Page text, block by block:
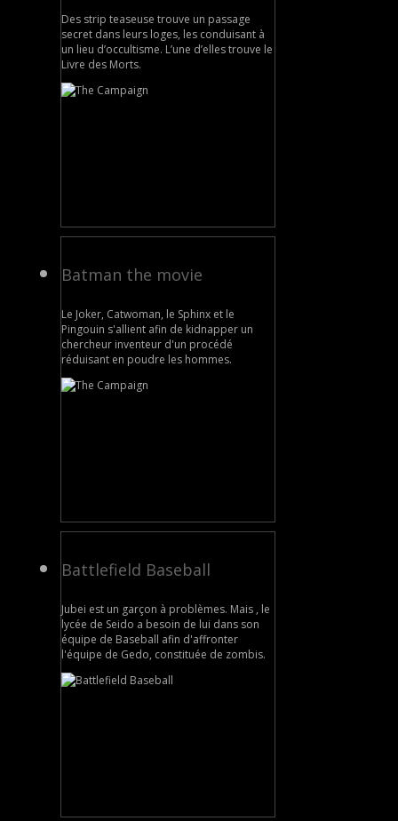
Des strip teaseuse trouve un passage
secret dans leurs loges, les conduisant à
un lieu d’occultisme. L’une d’elles trouve le
Livre des Morts.
Batman the movie
Le Joker, Catwoman, le Sphinx et le
Pingouin s'allient afin de kidnapper un
chercheur inventeur d'un procédé
réduisant en poudre les hommes.
Battlefield Baseball
Jubei est un garçon à problèmes. Mais , le
lycée de Seido a besoin de lui dans son
équipe de Baseball afin d'affronter
l'équipe de Gedo, constituée de zombis.